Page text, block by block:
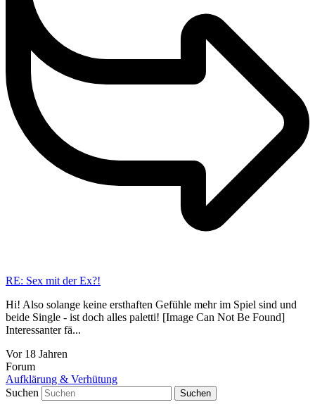
RE: Sex mit der Ex?!
Hi! Also solange keine ersthaften Gefühle mehr im Spiel sind und
beide Single - ist doch alles paletti! [Image Can Not Be Found]
Interessanter fä...
Vor 18 Jahren
Forum
Aufklärung & Verhütung
Suchen